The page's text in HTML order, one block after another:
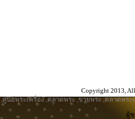
Copyright 2013,
,ศูนย์พระเครื่อง,ตลาดพระ ,ขายพระ ,ตลาดพระ
ผู้